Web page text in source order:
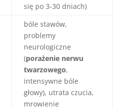
się po 3-30 dniach)
bóle stawów,
problemy
neurologiczne
(porażenie nerwu
twarzowego,
intensywne bóle
głowy), utrata czucia,
mrowienie